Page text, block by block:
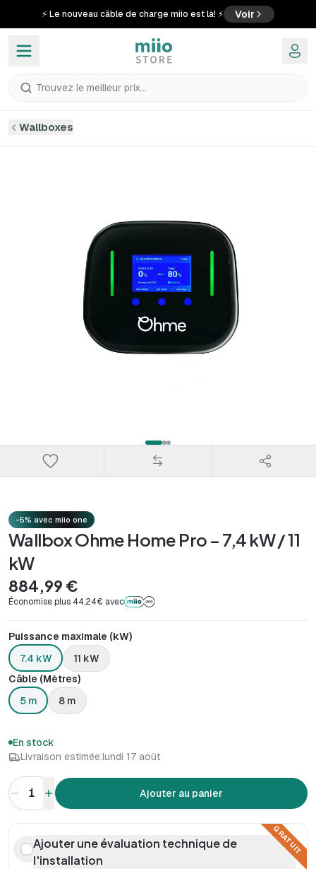
⚡ Le nouveau câble de charge miio est là! ⚡ Voir
Trouvez le meilleur prix...
Wallboxes
-5% avec miio one
Wallbox Ohme Home Pro – 7,4 kW / 11
kW
884,99 €
Économise plus 44,24€ avec
Puissance maximale (kW)
7.4 kW
11 kW
Câble (Mètres)
5 m
8 m
En stock
Livraison estimée:lundi 17 août
1 Ajouter au panier
GRATUIT
Ajouter une évaluation technique de
l'installation